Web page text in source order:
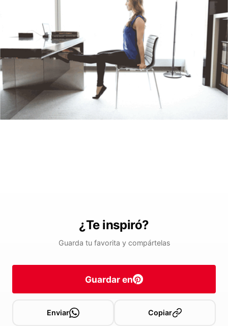
¿Te inspiró?
Guarda tu favorita y compártelas
Guardar en
Enviar Copiar